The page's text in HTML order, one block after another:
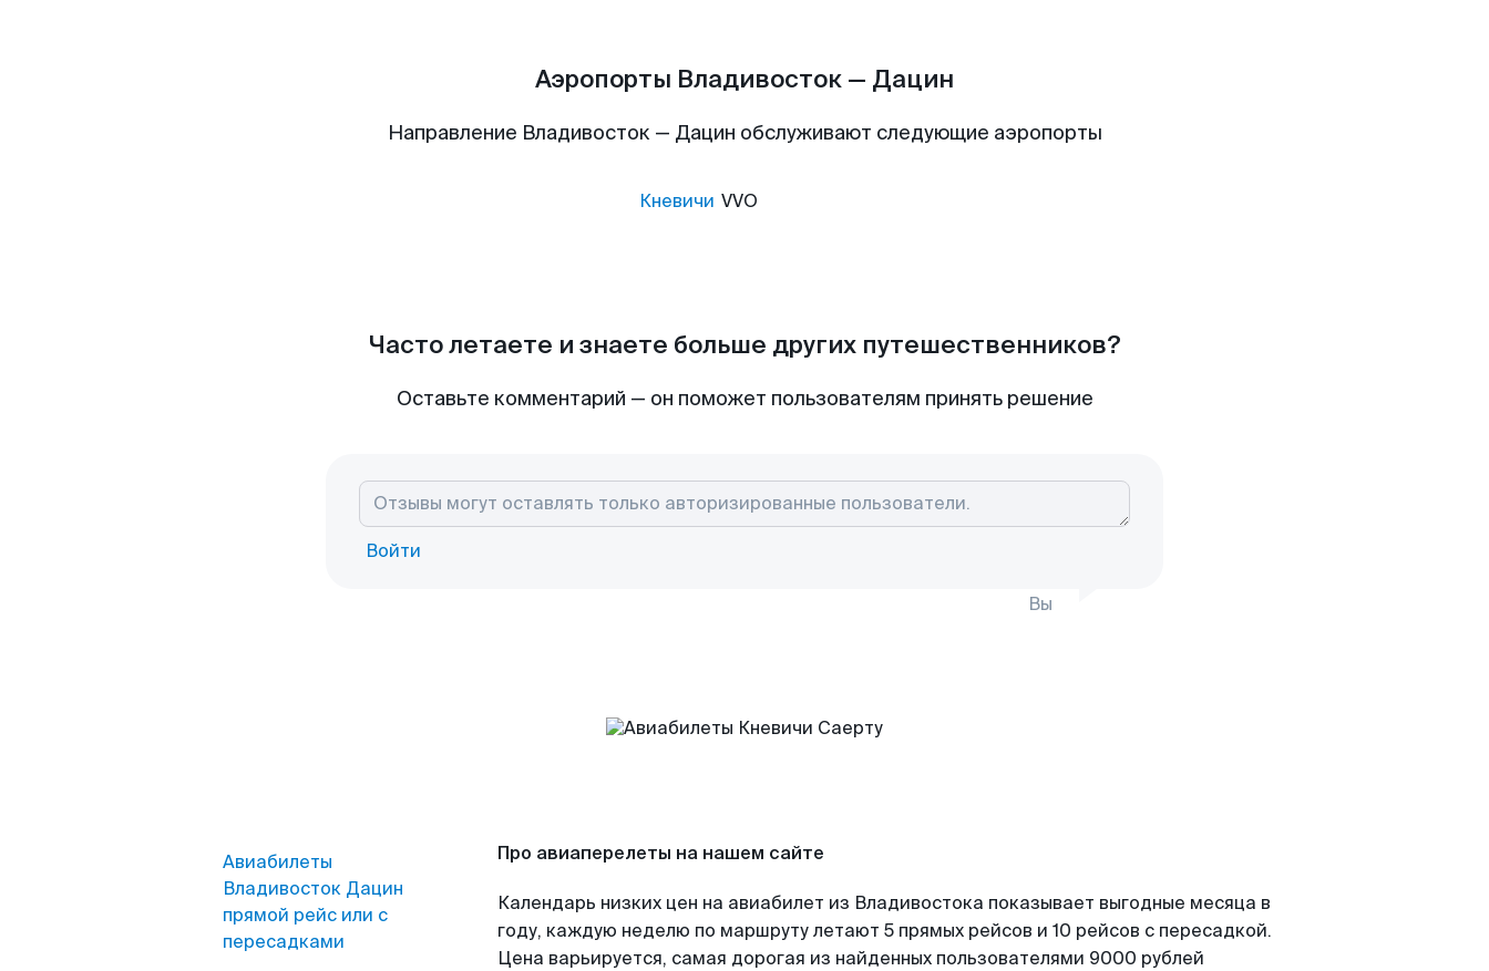
Аэропорты Владивосток — Дацин
Направление Владивосток — Дацин обслуживают следующие аэропорты
Кневичи VVO
Часто летаете и знаете больше других путешественников?
Оставьте комментарий — он поможет пользователям принять решение
Войти
Вы
Авиабилеты
Владивосток Дацин
прямой рейс или с
пересадками
Про авиаперелеты на нашем сайте
Календарь низких цен на авиабилет из Владивостока показывает выгодные месяца в
году, каждую неделю по маршруту летают 5 прямых рейсов и 10 рейсов с пересадкой.
Цена варьируется, самая дорогая из найденных пользователями 9000 рублей